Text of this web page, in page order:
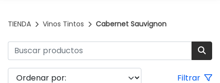
TIENDA Vinos Tintos Cabernet Sauvignon
Filtrar